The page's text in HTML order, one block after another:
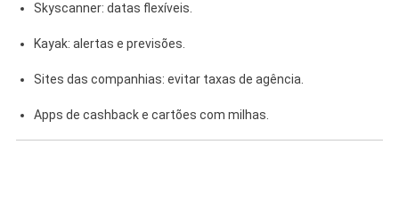
Skyscanner: datas flexíveis.
Kayak: alertas e previsões.
Sites das companhias: evitar taxas de agência.
Apps de cashback e cartões com milhas.